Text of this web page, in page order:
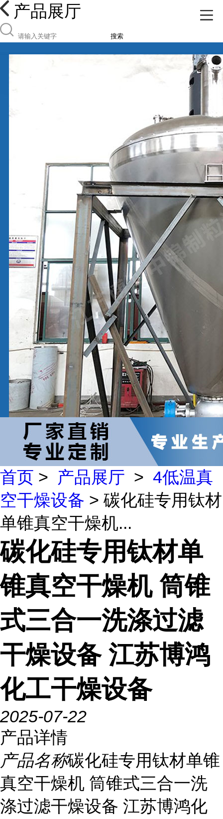
产品展厅
搜索
首页 > 产品展厅 > 4低温真
空干燥设备 > 碳化硅专用钛材
单锥真空干燥机...
碳化硅专用钛材单
锥真空干燥机 筒锥
式三合一洗涤过滤
干燥设备 江苏博鸿
化工干燥设备
2025-07-22
产品详情
产品名称碳化硅专用钛材单锥
真空干燥机 筒锥式三合一洗
涤过滤干燥设备 江苏博鸿化